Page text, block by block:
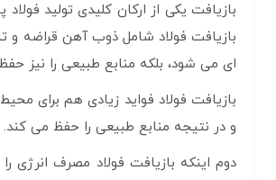
بازیافت یکی از ارکان کلیدی تولید
بازیافت فولاد شامل ذوب آهن قراضه و
ای می شود، بلکه منابع طبیعی را نیز
بازیافت فولاد فواید زیادی هم برای
و در نتیجه منابع طبیعی را حفظ می
دوم اینکه بازیافت فولاد مصرف انرژی